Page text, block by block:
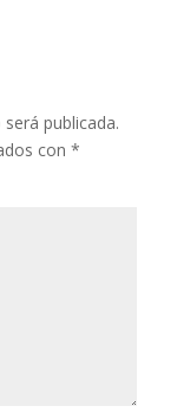
publicada.
con *